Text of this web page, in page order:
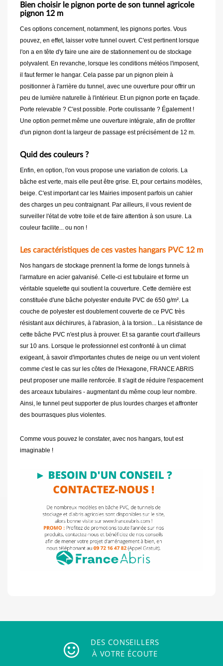
Bien choisir le pignon porte de son tunnel agricole
pignon 12 m
Ces options concernent, notamment, les pignons portes. Vous
pouvez, en effet, laisser votre tunnel ouvert. C'est pertinent lorsque
l'on a en tête d'y faire une aire de stationnement ou de stockage
polyvalent. En revanche, lorsque les conditions météos l'imposent,
il faut fermer le hangar. Cela passe par un pignon plein à
positionner à l'arrière du tunnel, avec une ouverture pour offrir un
peu de lumière naturelle à l'intérieur. Et un pignon porte en façade.
Porte relevable ? C'est possible. Porte coulissante ? Également !
Une option permet même une ouverture intégrale, afin de profiter
d'un pignon dont la largeur de passage est précisément de 12 m.
Quid des couleurs ?
Enfin, en option, l'on vous propose une variation de coloris. La
bâche est verte, mais elle peut être grise. Et, pour certains modèles,
beige. C'est important car les Mairies imposent parfois un cahier
des charges un peu contraignant. Par ailleurs, il vous revient de
surveiller l'état de votre toile et de faire attention à son usure. La
couleur facilite... ou non !
Les caractéristiques de ces vastes hangars PVC 12 m
Nos hangars de stockage prennent la forme de longs tunnels à
l'armature en acier galvanisé. Celle-ci est tubulaire et forme un
véritable squelette qui soutient la couverture. Cette dernière est
constituée d'une bâche polyester enduite PVC de 650 g/m². La
couche de polyester est doublement couverte de ce PVC très
résistant aux déchirures, à l'abrasion, à la torsion... La résistance de
cette bâche PVC n'est plus à prouver. Et sa garantie court d'ailleurs
sur 10 ans. Lorsque le professionnel est confronté à un climat
exigeant, à savoir d'importantes chutes de neige ou un vent violent
comme c'est le cas sur les côtes de l'Hexagone, FRANCE ABRIS
peut proposer une maille renforcée. Il s'agit de réduire l'espacement
des arceaux tubulaires - augmentant du même coup leur nombre.
Ainsi, le tunnel peut supporter de plus lourdes charges et affronter
des bourrasques plus violentes.
Comme vous pouvez le constater, avec nos hangars, tout est
imaginable !
DES CONSEILLERS
À VOTRE ÉCOUTE